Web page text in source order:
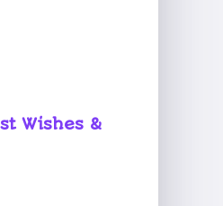
Wishes &